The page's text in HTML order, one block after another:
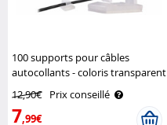
100 supports pour câbles
autocollants - coloris transparent
12,90€ Prix conseillé
7,99€